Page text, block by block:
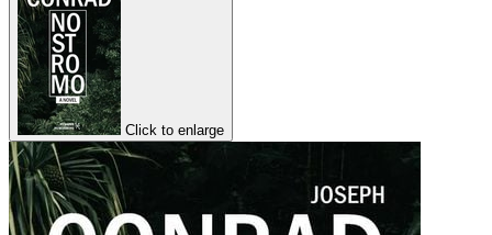
Click to enlarge